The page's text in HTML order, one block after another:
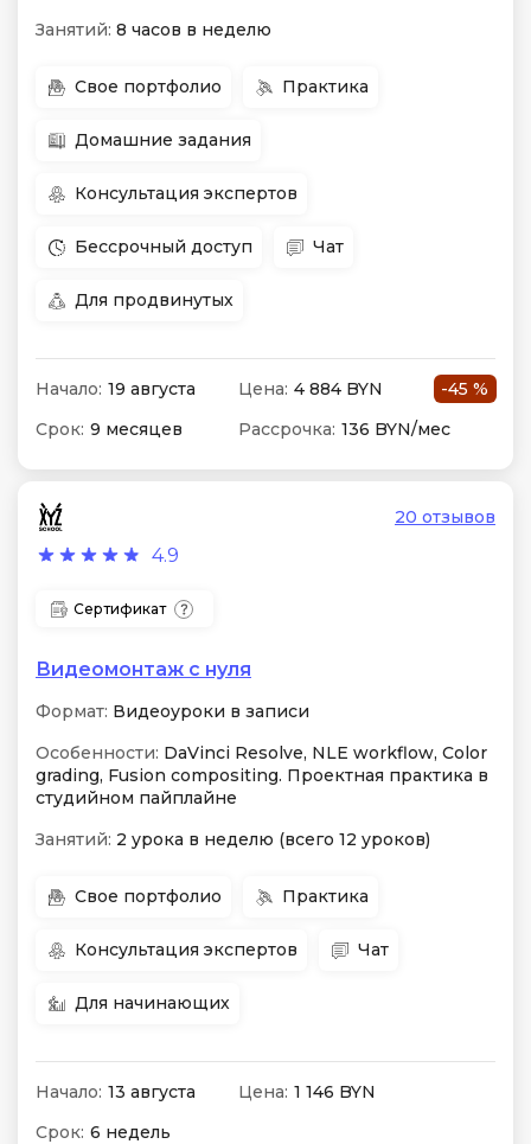
Занятий: 8 часов в неделю
Свое портфолио Практика
Домашние задания
Консультация экспертов
Бессрочный доступ Чат
Для продвинутых
Начало: 19 августа Цена: 4 884 BYN
-45 %
Срок: 9 месяцев Рассрочка: 136 BYN/мес
4.9
20 отзывов
Сертификат
Видеомонтаж с нуля
Формат: Видеоуроки в записи
Особенности: DaVinci Resolve, NLE workflow, Color
grading, Fusion compositing. Проектная практика в
студийном пайплайне
Занятий: 2 урока в неделю (всего 12 уроков)
Свое портфолио Практика
Консультация экспертов Чат
Для начинающих
Начало: 13 августа Цена: 1 146 BYN
Срок: 6 недель